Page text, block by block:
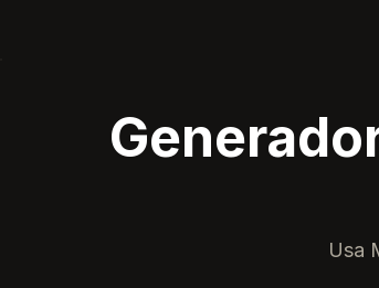
Usa